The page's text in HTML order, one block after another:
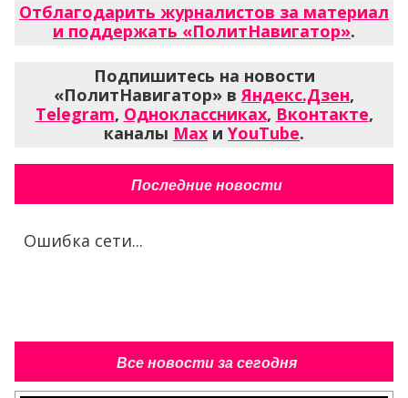
Отблагодарить журналистов за материал
и поддержать «ПолитНавигатор».
Подпишитесь на новости
«ПолитНавигатор» вЯндекс.Дзен,
Telegram, Одноклассниках, Вконтакте,
каналы Max и YouTube.
Последние новости
Ошибка сети...
Все новости за сегодня